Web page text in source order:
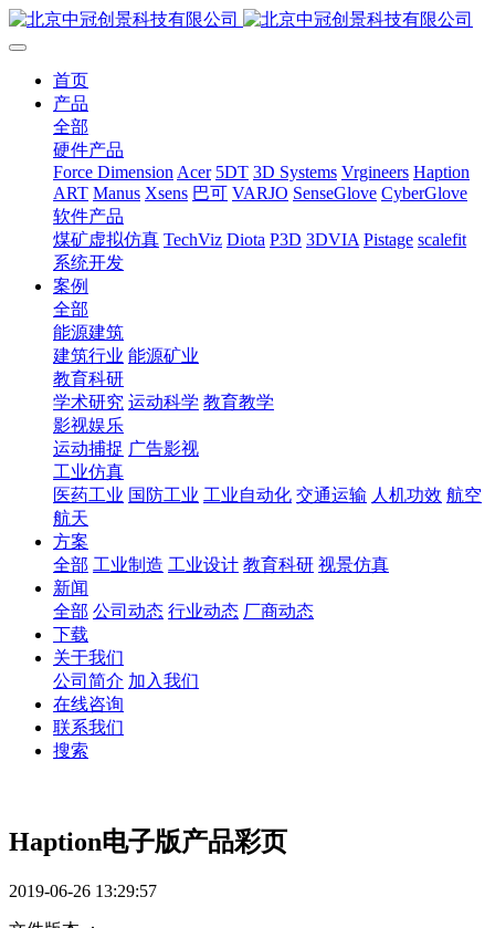
首页
产品
全部
硬件产品
Force Dimension Acer 5DT 3D Systems Vrgineers Haption
ART Manus Xsens 巴可 VARJO SenseGlove CyberGlove
软件产品
煤矿虚拟仿真 TechViz Diota P3D 3DVIA Pistage scalefit
系统开发
案例
全部
能源建筑
建筑行业 能源矿业
教育科研
学术研究 运动科学 教育教学
影视娱乐
运动捕捉 广告影视
工业仿真
医药工业 国防工业 工业自动化 交通运输 人机功效 航空
航天
方案
全部 工业制造 工业设计 教育科研 视景仿真
新闻
全部 公司动态 行业动态 厂商动态
下载
关于我们
公司简介 加入我们
在线咨询
联系我们
搜索
Haption电子版产品彩页
2019-06-26 13:29:57